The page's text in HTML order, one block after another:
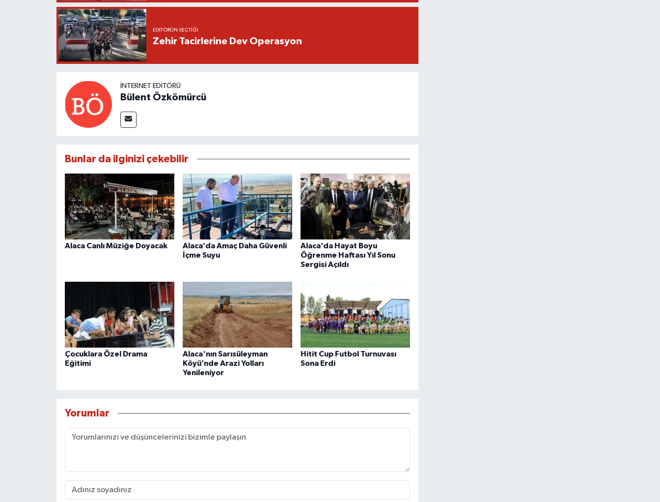
EDITÖRÜN SEÇTIĞI
Zehir Tacirlerine Dev Operasyon
İNTERNET EDITÖRÜ
Bülent Özkömürcü
Bunlar da ilginizi çekebilir
Alaca Canlı Müziğe Doyacak
Alaca’da Amaç Daha Güvenli
İçme Suyu
Alaca’da Hayat Boyu
Öğrenme Haftası Yıl Sonu
Sergisi Açıldı
Çocuklara Özel Drama
Eğitimi
Alaca'nın Sarısüleyman
Köyü’nde Arazi Yolları
Yenileniyor
Hitit Cup Futbol Turnuvası
Sona Erdi
Yorumlar